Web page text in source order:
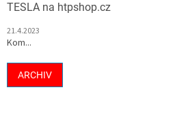
TESLA na htpshop.cz
21.4.2023
Kom...
ARCHIV